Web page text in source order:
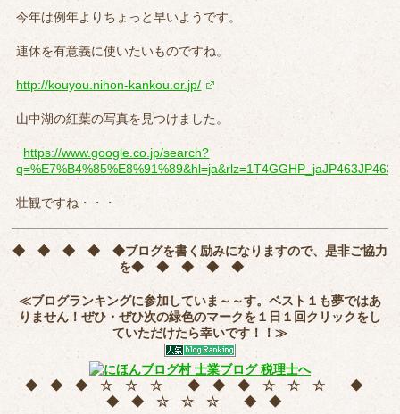
今年は例年よりちょっと早いようです。
連休を有意義に使いたいものですね。
http://kouyou.nihon-kankou.or.jp/
山中湖の紅葉の写真を見つけました。
https://www.google.co.jp/search?
壮観ですね・・・
◆ ◆ ◆ ◆ ◆ブログを書く励みになりますので、是非ご協力
を◆ ◆ ◆ ◆ ◆
≪ブログランキングに参加していま～～す。ベスト１も夢ではあ
りません！ぜひ・ぜひ次の緑色のマークを１日１回クリックをし
ていただけたら幸いです！！≫
◆ ◆ ◆ ☆ ☆ ☆ ◆ ◆ ◆ ☆ ☆ ☆ ◆
◆ ◆ ☆ ☆ ☆ ◆ ◆